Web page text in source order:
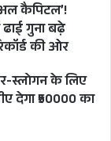
कैपिटल’!
ढाई गुना बढ़े
की ओर
के लिए
देगा ₹50000 का